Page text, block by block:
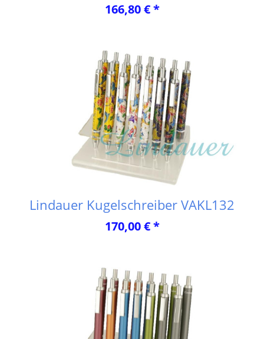
166,80 € *
Lindauer Kugelschreiber VAKL132
170,00 € *